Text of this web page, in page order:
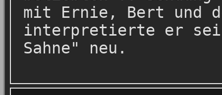
mit Ernie, Bert und
interpretierte er
Sahne" neu.